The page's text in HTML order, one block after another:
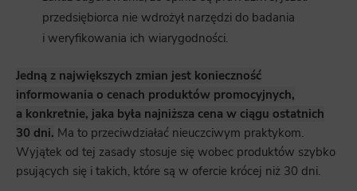
przedsiębiorca nie wdrożył narzędzi do badania
i weryfikowania ich wiarygodności.
Jedną z największych zmian jest konieczność
informowania o cenach produktów promocyjnych,
a konkretnie, jaka była najniższa cena w ciągu ostatnich
30 dni. Ma to przeciwdziałać nieuczciwym praktykom.
Wyjątek od tej zasady stosuje się wobec produktów szybko
psujących się i takich, które są w ofercie krócej niż 30 dni.